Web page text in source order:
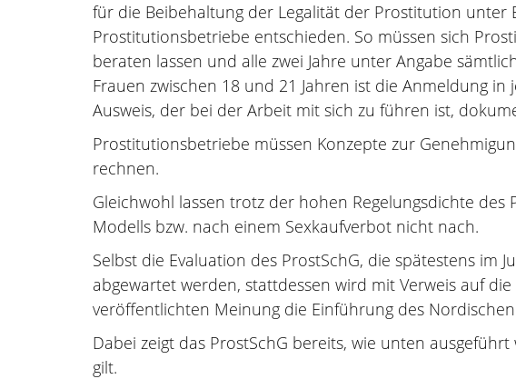
für die Beibehaltung der Legalität der Prostitution
Prostitutionsbetriebe entschieden. So müssen sich
beraten lassen und alle zwei Jahre unter Angabe
Frauen zwischen 18 und 21 Jahren ist die Anmeldung
Ausweis, der bei der Arbeit mit sich zu führen ist,
Prostitutionsbetriebe müssen Konzepte zur
rechnen.
Gleichwohl lassen trotz der hohen Regelungsdichte
Modells bzw. nach einem Sexkaufverbot nicht nach.
Selbst die Evaluation des ProstSchG, die spätestens
abgewartet werden, stattdessen wird mit Verweis auf
veröffentlichten Meinung die Einführung des
Dabei zeigt das ProstSchG bereits, wie unten
gilt.